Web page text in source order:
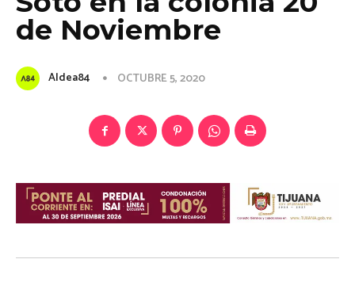
de Noviembre
Aldea84 OCTUBRE 5, 2020